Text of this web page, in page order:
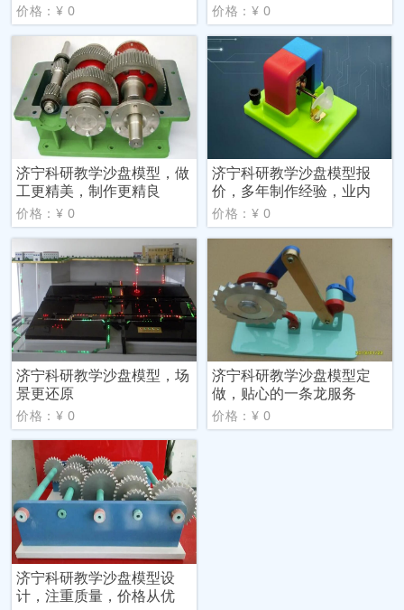
价格：¥ 0 价格：¥ 0
济宁科研教学沙盘模型，做
工更精美，制作更精良
价格：¥ 0
济宁科研教学沙盘模型报
价，多年制作经验，业内
价格：¥ 0
济宁科研教学沙盘模型，场
景更还原
价格：¥ 0
济宁科研教学沙盘模型定
做，贴心的一条龙服务
价格：¥ 0
济宁科研教学沙盘模型设
计，注重质量，价格从优